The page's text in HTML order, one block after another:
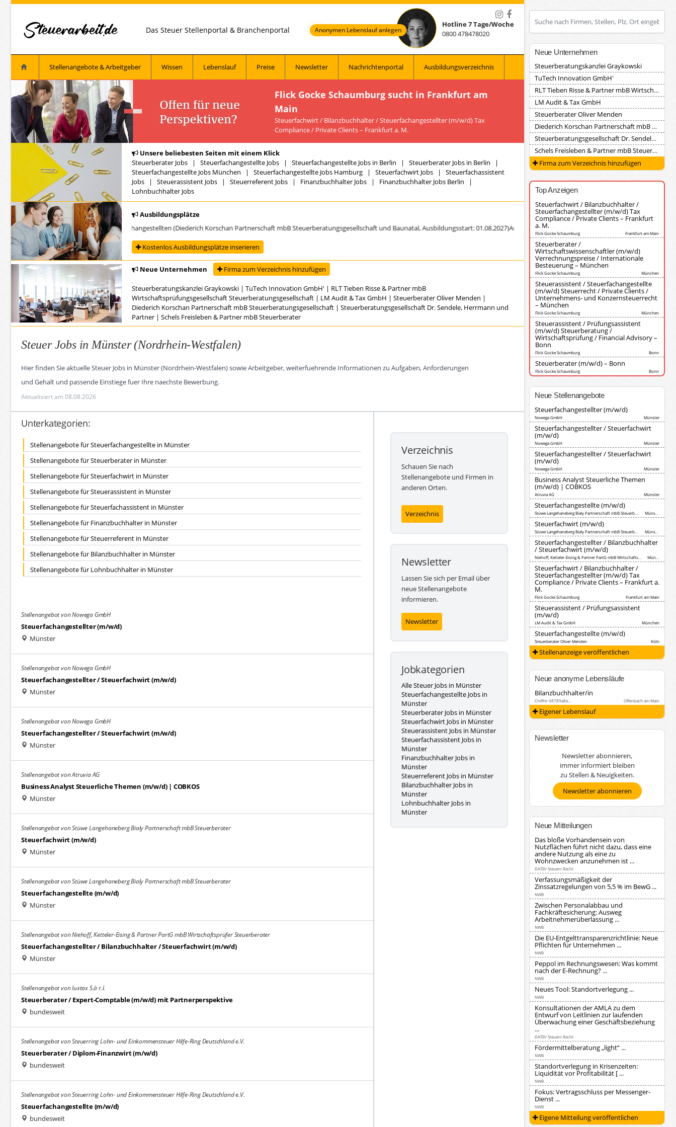
Das Steuer Stellenportal & Branchenportal Anonymen Lebenslauf anlegen
Hotline 7 Tage/Woche
0800 478478020
Stellenangebote & Arbeitgeber Wissen Lebenslauf Preise Newsletter Nachrichtenportal Ausbildungsverzeichnis
Flick Gocke Schaumburg sucht in Frankfurt am
Main
Steuerfachwirt / Bilanzbuchhalter / Steuerfachangestellter (m/w/d) Tax
Compliance / Private Clients – Frankfurt a. M.
Unsere beliebesten Seiten mit einem Klick
Steuerberater Jobs | Steuerfachangestellte Jobs | Steuerfachangestellte Jobs in Berlin | Steuerberater Jobs in Berlin |
Steuerfachangestellte Jobs München | Steuerfachangestellte Jobs Hamburg | Steuerfachwirt Jobs | Steuerfachassistent
Jobs | Steuerassistent Jobs | Steuerreferent Jobs | Finanzbuchhalter Jobs | Finanzbuchhalter Jobs Berlin |
Lohnbuchhalter Jobs
Ausbildungsplätze
Ausbildung zur/zum Steuerfachangestellten (Diederich Korschan Partnerschaft mbB Steuerberatungsgesellschaft und Baunatal, Ausbildungsstart: 01.08.2027)Ausbildung zur/zum Steuerfachangestellten (Diederich
Kostenlos Ausbildungsplätze inserieren
Neue Unternehmen Firma zum Verzeichnis hinzufügen
Steuerberatungskanzlei Graykowski | TuTech Innovation GmbH' | RLT Tieben Risse & Partner mbB
Wirtschaftsprüfungsgesellschaft Steuerberatungsgesellschaft | LM Audit & Tax GmbH | Steuerberater Oliver Menden |
Diederich Korschan Partnerschaft mbB Steuerberatungsgesellschaft | Steuerberatungsgesellschaft Dr. Sendele, Herrmann und
Partner | Schels Freisleben & Partner mbB Steuerberater
Steuer Jobs in Münster (Nordrhein-Westfalen)
Hier finden Sie aktuelle Steuer Jobs in Münster (Nordrhein-Westfalen) sowie Arbeitgeber, weiterfuehrende Informationen zu Aufgaben, Anforderungen
und Gehalt und passende Einstiege fuer Ihre naechste Bewerbung.
Aktualisiert am 08.08.2026
Unterkategorien:
Stellenangebote für Steuerfachangestellte in Münster
Stellenangebote für Steuerberater in Münster
Stellenangebote für Steuerfachwirt in Münster
Stellenangebote für Steuerassistent in Münster
Stellenangebote für Steuerfachassistent in Münster
Stellenangebote für Finanzbuchhalter in Münster
Stellenangebote für Steuerreferent in Münster
Stellenangebote für Bilanzbuchhalter in Münster
Stellenangebote für Lohnbuchhalter in Münster
Stellenangebot von Nowega GmbH
Steuerfachangestellter (m/w/d)
Münster
Stellenangebot von Nowega GmbH
Steuerfachangestellter / Steuerfachwirt (m/w/d)
Münster
Stellenangebot von Nowega GmbH
Steuerfachangestellter / Steuerfachwirt (m/w/d)
Münster
Stellenangebot von Atruvia AG
Business Analyst Steuerliche Themen (m/w/d) | COBKOS
Münster
Stellenangebot von Stüwe Langehaneberg Bialy Partnerschaft mbB Steuerberater
Steuerfachwirt (m/w/d)
Münster
Stellenangebot von Stüwe Langehaneberg Bialy Partnerschaft mbB Steuerberater
Steuerfachangestellte (m/w/d)
Münster
Stellenangebot von Niehoff, Ketteler-Eising & Partner PartG mbB Wirtschaftsprüfer Steuerberater
Steuerfachangestellter / Bilanzbuchhalter / Steuerfachwirt (m/w/d)
Münster
Stellenangebot von luxtax S.à r.l.
Steuerberater / Expert-Comptable (m/w/d) mit Partnerperspektive
bundesweit
Stellenangebot von Steuerring Lohn- und Einkommensteuer Hilfe-Ring Deutschland e.V.
Steuerberater / Diplom-Finanzwirt (m/w/d)
bundesweit
Stellenangebot von Steuerring Lohn- und Einkommensteuer Hilfe-Ring Deutschland e.V.
Steuerfachangestellte (m/w/d)
bundesweit
Verzeichnis
Schauen Sie nach
Stellenangebote und Firmen in
anderen Orten.
Verzeichnis
Newsletter
Lassen Sie sich per Email über
neue Stellenangebote
informieren.
Newsletter
Jobkategorien
Alle Steuer Jobs in Münster
Steuerfachangestellte Jobs in
Münster
Steuerberater Jobs in Münster
Steuerfachwirt Jobs in Münster
Steuerassistent Jobs in Münster
Steuerfachassistent Jobs in
Münster
Finanzbuchhalter Jobs in
Münster
Steuerreferent Jobs in Münster
Bilanzbuchhalter Jobs in
Münster
Lohnbuchhalter Jobs in
Münster
Neue Unternehmen
Steuerberatungskanzlei Graykowski
TuTech Innovation GmbH'
RLT Tieben Risse & Partner mbB Wirtschaftsprüfungsgesellschaft Steuerberatungsgesellschaft
LM Audit & Tax GmbH
Steuerberater Oliver Menden
Diederich Korschan Partnerschaft mbB Steuerberatungsgesellschaft
Steuerberatungsgesellschaft Dr. Sendele, Herrmann und Partner
Schels Freisleben & Partner mbB Steuerberater
Firma zum Verzeichnis hinzufügen
Top Anzeigen
Steuerfachwirt / Bilanzbuchhalter /
Steuerfachangestellter (m/w/d) Tax
Compliance / Private Clients – Frankfurt
a. M.
Flick Gocke Schaumburg Frankfurt am Main
Steuerberater /
Wirtschaftswissenschaftler (m/w/d)
Verrechnungspreise / Internationale
Besteuerung – München
Flick Gocke Schaumburg München
Steuerassistent / Steuerfachangestellte
(m/w/d) Steuerrecht / Private Clients /
Unternehmens- und Konzernsteuerrecht
– München
Flick Gocke Schaumburg München
Steuerassistent / Prüfungsassistent
(m/w/d) Steuerberatung /
Wirtschaftsprüfung / Financial Advisory –
Bonn
Flick Gocke Schaumburg Bonn
Steuerberater (m/w/d) – Bonn
Flick Gocke Schaumburg Bonn
Neue Stellenangebote
Steuerfachangestellter (m/w/d)
Nowega GmbH Münster
Steuerfachangestellter / Steuerfachwirt
(m/w/d)
Nowega GmbH Münster
Steuerfachangestellter / Steuerfachwirt
(m/w/d)
Nowega GmbH Münster
Business Analyst Steuerliche Themen
(m/w/d) | COBKOS
Atruvia AG Münster
Steuerfachangestellte (m/w/d)
Münster
Steuerfachwirt (m/w/d)
Münster
Steuerfachangestellter / Bilanzbuchhalter
/ Steuerfachwirt (m/w/d)
Steuerfachwirt / Bilanzbuchhalter /
Steuerfachangestellter (m/w/d) Tax
Compliance / Private Clients – Frankfurt a.
M.
Flick Gocke Schaumburg Frankfurt am Main
Steuerassistent / Prüfungsassistent
(m/w/d)
LM Audit & Tax GmbH München
Steuerfachangestellte (m/w/d)
Steuerberater Oliver Menden Köln
Stellenanzeige veröffentlichen
Neue anonyme Lebensläufe
Bilanzbuchhalter/in
Chiffre: 08789a8e… Offenbach am Main
Eigener Lebenslauf
Newsletter
Newsletter abonnieren,
immer informiert bleiben
zu Stellen & Neuigkeiten.
Newsletter abonnieren
Neue Mitteilungen
Das bloße Vorhandensein von
Nutzflächen führt nicht dazu, dass eine
andere Nutzung als eine zu
Wohnzwecken anzunehmen ist ...
DATEV Steuern Recht
Verfassungsmäßigkeit der
Zinssatzregelungen von 5,5 % im BewG ...
NWB
Zwischen Personalabbau und
Fachkräftesicherung: Ausweg
Arbeitnehmerüberlassung ...
NWB
Die EU-Entgelttransparenzrichtlinie: Neue
Pflichten für Unternehmen ...
NWB
Peppol im Rechnungswesen: Was kommt
nach der E-Rechnung? ...
NWB
Neues Tool: Standortverlegung ...
NWB
Konsultationen der AMLA zu dem
Entwurf von Leitlinien zur laufenden
Überwachung einer Geschäftsbeziehung
...
DATEV Steuern Recht
Fördermittelberatung „light“ ...
NWB
Standortverlegung in Krisenzeiten:
Liquidität vor Profitabilität [ ...
NWB
Fokus: Vertragsschluss per Messenger-
Dienst ...
NWB
Eigene Mitteilung veröffentlichen